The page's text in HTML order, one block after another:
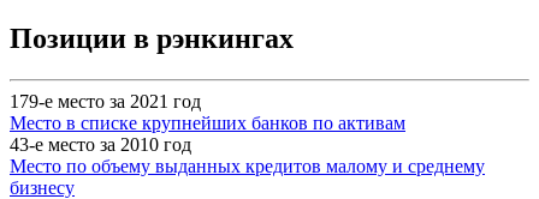
Позиции в рэнкингах
179-е место за 2021 год
Место в списке крупнейших банков по активам
43-е место за 2010 год
Место по объему выданных кредитов малому и среднему
бизнесу